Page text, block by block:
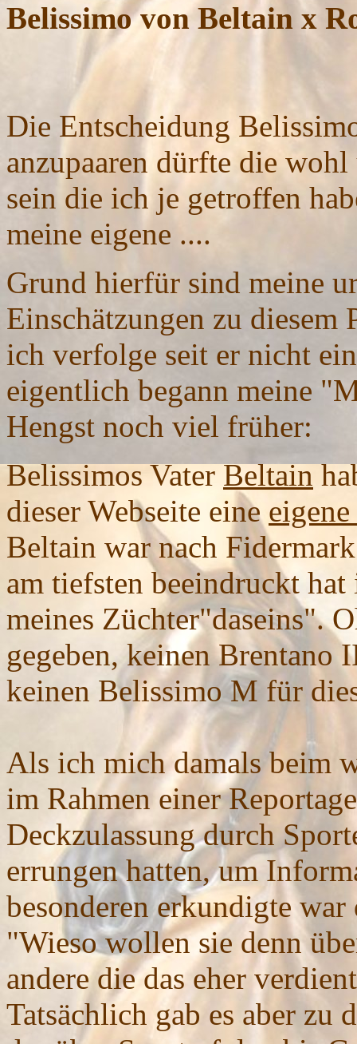
Belissimo von Beltain x
Die Entscheidung
anzupaaren dürfte die
sein die ich je getroffen
meine eigene ....
Grund hierfür sind meine
Einschätzungen zu diesem
ich verfolge seit er nicht
eigentlich begann meine
Hengst noch viel früher:
Belissimos VaterBeltain
dieser Webseite eine
Beltain war nach
am tiefsten beeindruckt
meines Züchter"daseins".
gegeben, keinen Brentano
keinen Belissimo M für
Als ich mich damals beim
im Rahmen einer
Deckzulassung durch
errungen hatten, um
besonderen erkundigte
"Wieso wollen sie denn
andere die das eher
Tatsächlich gab es aber zu